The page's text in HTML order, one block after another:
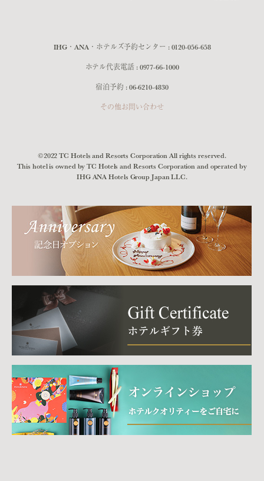
IHG・ANA・ホテルズ予約センター :0120-056-658
ホテル代表電話 :0977-66-1000
宿泊予約 :06-6210-4830
その他お問い合わせ
©2022 TC Hotels and Resorts Corporation All rights reserved.
This hotel is owned by TC Hotels and Resorts Corporation and operated by
IHG ANA Hotels Group Japan LLC.